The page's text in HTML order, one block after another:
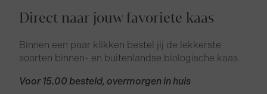
Direct naar jouw favoriete kaas
Binnen een paar klikken bestel jij de lekkerste
soorten binnen- en buitenlandse biologische kaas.
Voor 15.00 besteld, overmorgen in huis